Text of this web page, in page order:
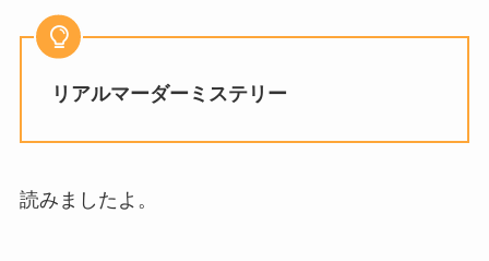
リアルマーダーミステリー
読みましたよ。